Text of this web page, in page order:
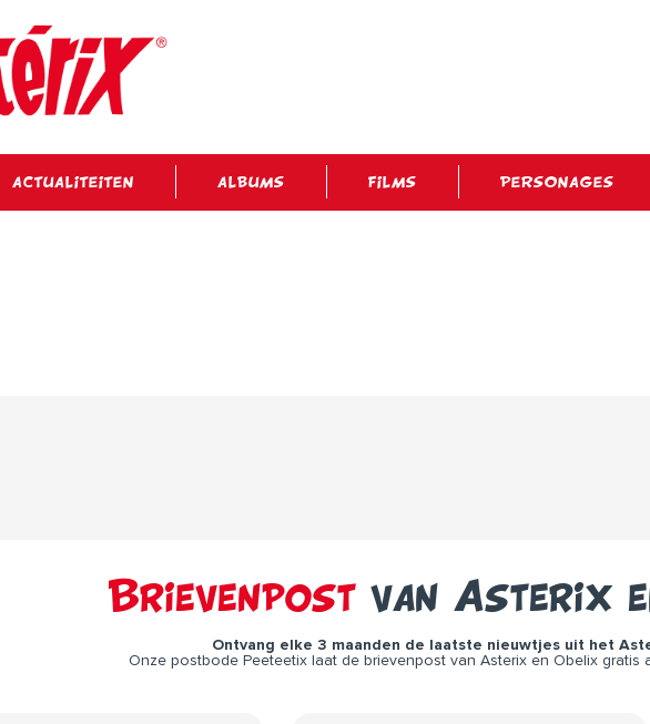
ACTUALITEITEN ALBUMS FILMS PERSONAGES
Brievenpostvan Asterix
Ontvang elke 3 maanden de laatste nieuwtjes uit het
Onze postbode Peeteetix laat de brievenpost van Asterix en Obelix gratis